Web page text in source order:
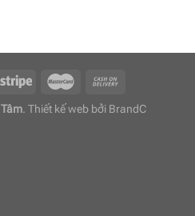
. Thiết kế web bởi BrandC